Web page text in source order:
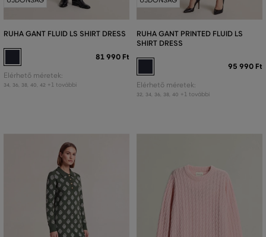
RUHA GANT FLUID LS SHIRT DRESS
81 990 Ft
Elérhető méretek:
34 36 38 40 42 +1 további
RUHA GANT PRINTED FLUID LS
SHIRT DRESS
95 990 Ft
Elérhető méretek:
32 34 36 38 40 +1 további